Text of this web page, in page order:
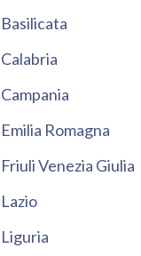
Basilicata
Calabria
Campania
Emilia Romagna
Friuli Venezia Giulia
Lazio
Liguria